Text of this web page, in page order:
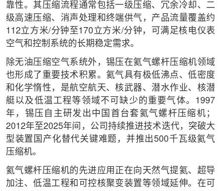
靠性。其压缩流程通常包括一级压缩、冗余冷却、二
级高速压缩、消声处理和终端供气，产品流量覆盖约
112立方米/分钟至170立方米/分钟，可满足核电仪表
空气和控制系统的长期稳定需求。
除无油压缩空气系统外，锡压在氦气螺杆压缩机领域
也形成了重要技术积累。氦气具有极低沸点、低密度
和化学惰性，是航空航天、核武器、潜水作业、核潜
艇以及低温工程等领域不可缺少的重要气体。1997
年，锡压自主研发出中国首台套氦气螺杆压缩机；
2012年至2025年间，公司持续推进技术迭代，突破大
型装置国产化替代关键难题，并推出500千瓦级氦气
压缩机。
氦气螺杆压缩机的先进应用正在向天然气提氦、超导
加注、低温工程和可控核聚变装置等领域延伸。在可